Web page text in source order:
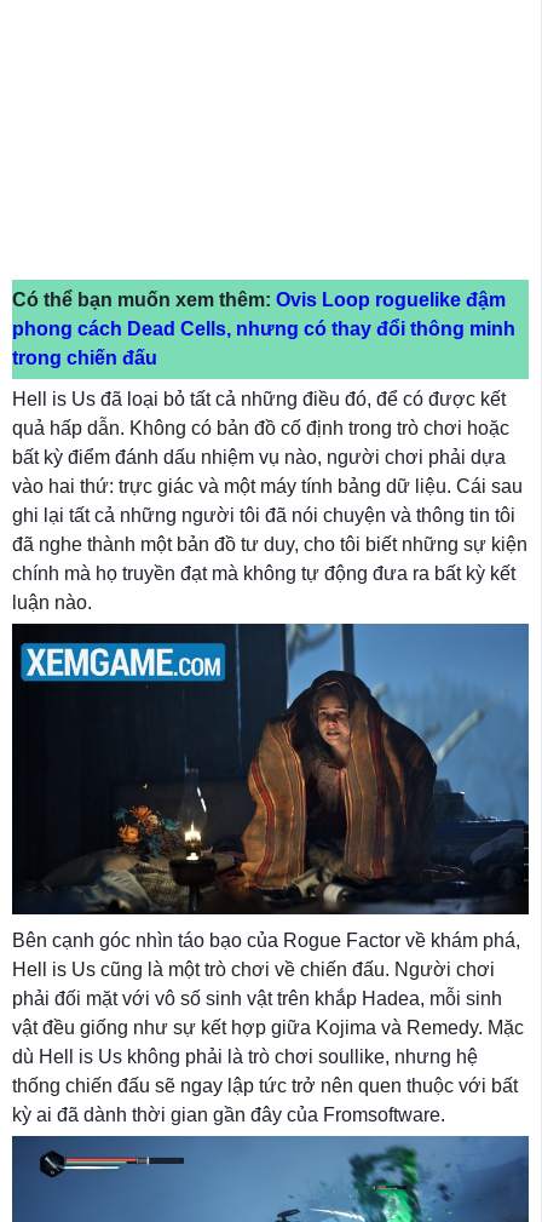
Có thể bạn muốn xem thêm: Ovis Loop roguelike đậm
phong cách Dead Cells, nhưng có thay đổi thông minh
trong chiến đấu
Hell is Us đã loại bỏ tất cả những điều đó, để có được kết
quả hấp dẫn. Không có bản đồ cố định trong trò chơi hoặc
bất kỳ điểm đánh dấu nhiệm vụ nào, người chơi phải dựa
vào hai thứ: trực giác và một máy tính bảng dữ liệu. Cái sau
ghi lại tất cả những người tôi đã nói chuyện và thông tin tôi
đã nghe thành một bản đồ tư duy, cho tôi biết những sự kiện
chính mà họ truyền đạt mà không tự động đưa ra bất kỳ kết
luận nào.
Bên cạnh góc nhìn táo bạo của Rogue Factor về khám phá,
Hell is Us cũng là một trò chơi về chiến đấu. Người chơi
phải đối mặt với vô số sinh vật trên khắp Hadea, mỗi sinh
vật đều giống như sự kết hợp giữa Kojima và Remedy. Mặc
dù Hell is Us không phải là trò chơi soullike, nhưng hệ
thống chiến đấu sẽ ngay lập tức trở nên quen thuộc với bất
kỳ ai đã dành thời gian gần đây của Fromsoftware.